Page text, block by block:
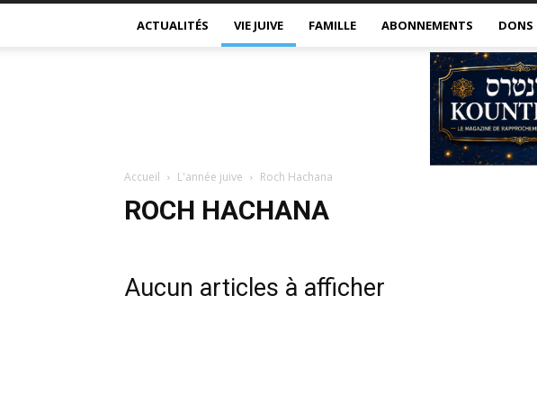
ACTUALITÉS VIE JUIVE FAMILLE ABONNEMENTS DONS
Accueil L'année juive Roch Hachana
ROCH HACHANA
Aucun articles à afficher